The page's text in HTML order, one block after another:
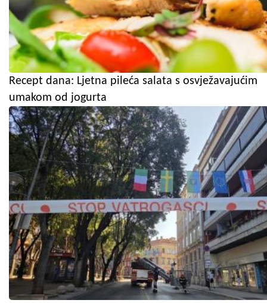
Recept dana: Ljetna pileća salata s osvježavajućim
umakom od jogurta